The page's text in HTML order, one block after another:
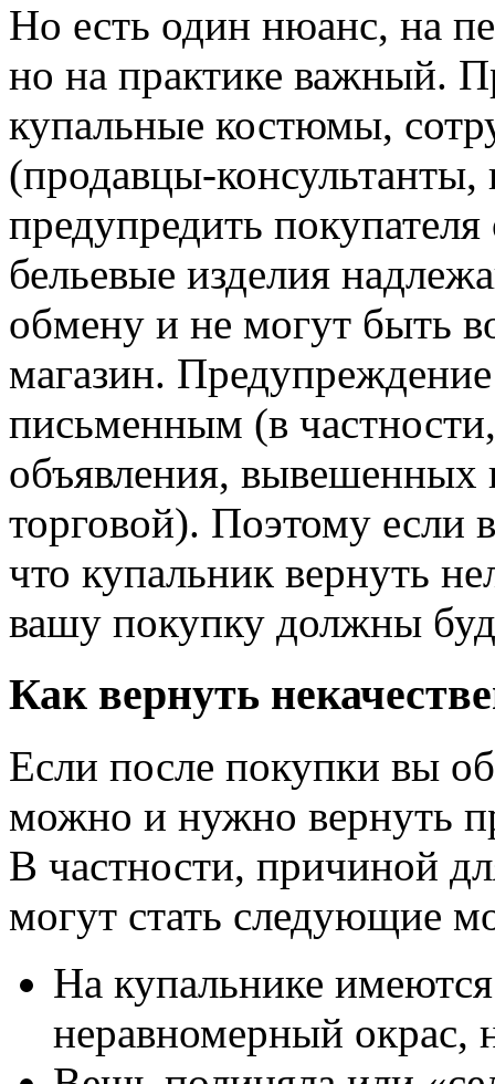
Но есть один нюанс, на
но на практике важный.
купальные костюмы,
(продавцы-консультанты,
предупредить
бельевые изделия
обмену и не могут быть
магазин.
письменным (в
объявления,
торговой). Поэтому если
что купальник вернуть
вашу покупку должны
Как вернуть
Если после покупки вы
можно и нужно вернуть
В частности, причиной
могут стать следующие
На купальнике
неравномерный окрас,